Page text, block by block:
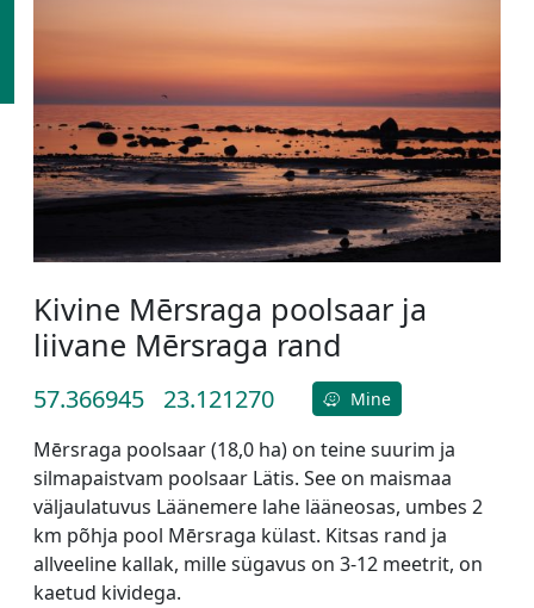
Kivine Mērsraga poolsaar ja
liivane Mērsraga rand
57.366945 23.121270 Mine
Mērsraga poolsaar (18,0 ha) on teine suurim ja
silmapaistvam poolsaar Lätis. See on maismaa
väljaulatuvus Läänemere lahe lääneosas, umbes 2
km põhja pool Mērsraga külast. Kitsas rand ja
allveeline kallak, mille sügavus on 3-12 meetrit, on
kaetud kividega.